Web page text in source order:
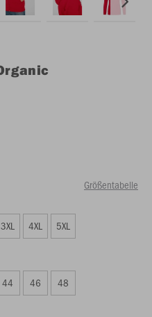
Größentabelle
3XL 4XL 5XL
44 46 48